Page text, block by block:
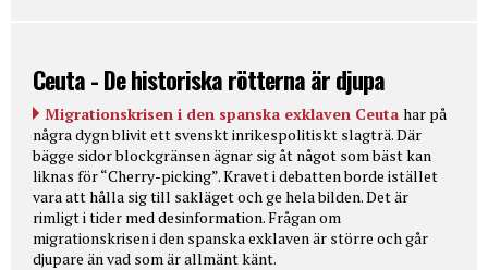
Ceuta - De historiska rötterna är djupa
Migrationskrisen i den spanska exklaven Ceuta har på
några dygn blivit ett svenskt inrikespolitiskt slagträ. Där
bägge sidor blockgränsen ägnar sig åt något som bäst kan
liknas för “Cherry-picking”. Kravet i debatten borde istället
vara att hålla sig till sakläget och ge hela bilden. Det är
rimligt i tider med desinformation. Frågan om
migrationskrisen i den spanska exklaven är större och går
djupare än vad som är allmänt känt.